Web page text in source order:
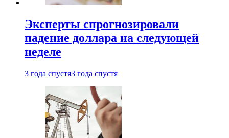
Эксперты спрогнозировали
падение доллара на следующей
неделе
3 года спустя3 года спустя